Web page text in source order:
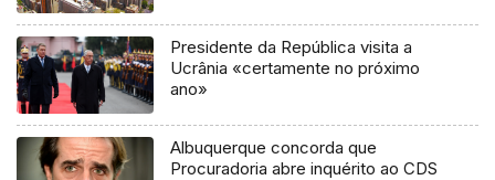
Presidente da República visita a
Ucrânia «certamente no próximo
ano»
Albuquerque concorda que
Procuradoria abre inquérito ao CDS